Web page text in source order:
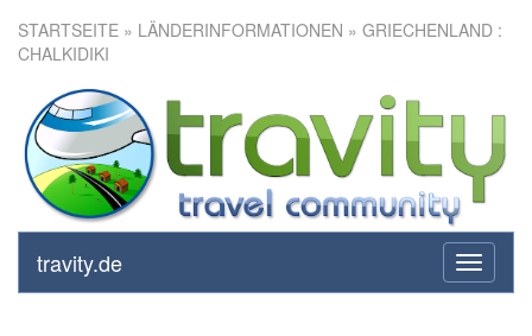
STARTSEITE » LÄNDERINFORMATIONEN » GRIECHENLAND :
CHALKIDIKI
toggle
travity.de